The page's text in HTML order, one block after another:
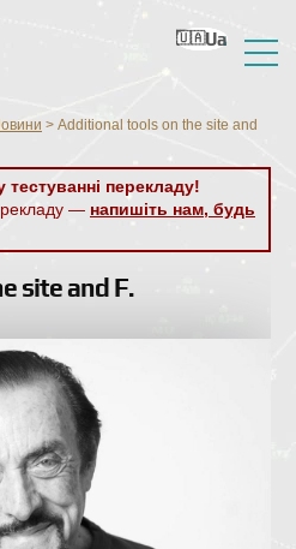
Ua
Ru
En
Ro
Nl
> Additional tools on the site and
перекладу!
— напишіть нам, будь
site and F.